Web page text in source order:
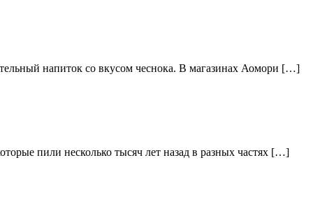
напиток со вкусом чеснока. В магазинах Аомори […]
пили несколько тысяч лет назад в разных частях […]